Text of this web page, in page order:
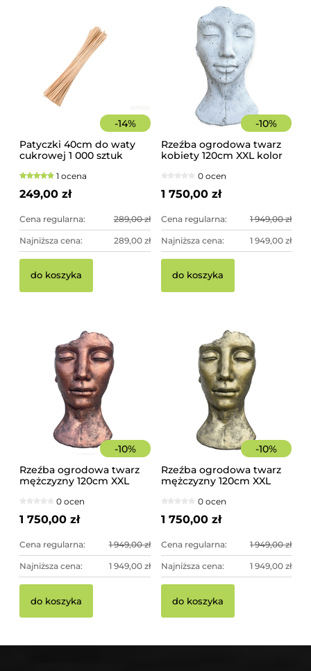
-14%
Patyczki 40cm do waty
cukrowej 1 000 sztuk
1 ocena
249,00 zł
Cena regularna: 289,00 zł
Najniższa cena: 289,00 zł
do koszyka
-10%
Rzeźba ogrodowa twarz
kobiety 120cm XXL kolor
imponująca dekoracja
ogrodowa
0 ocen
1 750,00 zł
Cena regularna: 1 949,00 zł
Najniższa cena: 1 949,00 zł
do koszyka
-10%
Rzeźba ogrodowa twarz
mężczyzny 120cm XXL
imponująca dekoracja
ogrodowa
0 ocen
1 750,00 zł
Cena regularna: 1 949,00 zł
Najniższa cena: 1 949,00 zł
do koszyka
-10%
Rzeźba ogrodowa twarz
mężczyzny 120cm XXL
dekoracja ogrodowa
0 ocen
1 750,00 zł
Cena regularna: 1 949,00 zł
Najniższa cena: 1 949,00 zł
do koszyka